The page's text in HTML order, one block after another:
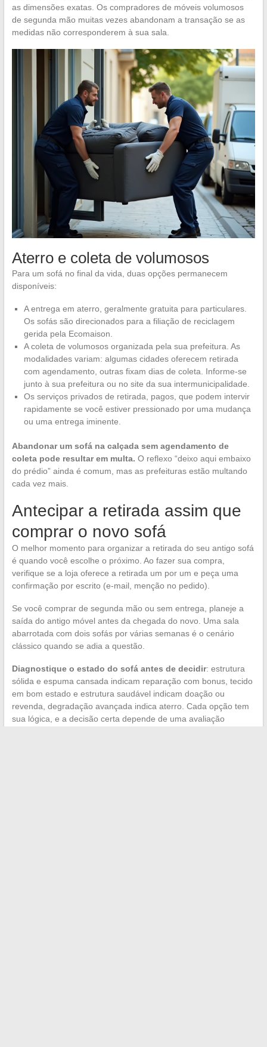
as dimensões exatas. Os compradores de móveis volumosos
de segunda mão muitas vezes abandonam a transação se as
medidas não corresponderem à sua sala.
Aterro e coleta de volumosos
Para um sofá no final da vida, duas opções permanecem
disponíveis:
A entrega em aterro, geralmente gratuita para particulares.
Os sofás são direcionados para a filiação de reciclagem
gerida pela Ecomaison.
A coleta de volumosos organizada pela sua prefeitura. As
modalidades variam: algumas cidades oferecem retirada
com agendamento, outras fixam dias de coleta. Informe-se
junto à sua prefeitura ou no site da sua intermunicipalidade.
Os serviços privados de retirada, pagos, que podem intervir
rapidamente se você estiver pressionado por uma mudança
ou uma entrega iminente.
Abandonar um sofá na calçada sem agendamento de
coleta pode resultar em multa. O reflexo “deixo aqui embaixo
do prédio” ainda é comum, mas as prefeituras estão multando
cada vez mais.
Antecipar a retirada assim que
comprar o novo sofá
O melhor momento para organizar a retirada do seu antigo sofá
é quando você escolhe o próximo. Ao fazer sua compra,
verifique se a loja oferece a retirada um por um e peça uma
confirmação por escrito (e-mail, menção no pedido).
Se você comprar de segunda mão ou sem entrega, planeje a
saída do antigo móvel antes da chegada do novo. Uma sala
abarrotada com dois sofás por várias semanas é o cenário
clássico quando se adia a questão.
Diagnostique o estado do sofá antes de decidir: estrutura
sólida e espuma cansada indicam reparação com bonus, tecido
em bom estado e estrutura saudável indicam doação ou
revenda, degradação avançada indica aterro. Cada opção tem
sua lógica, e a decisão certa depende de uma avaliação